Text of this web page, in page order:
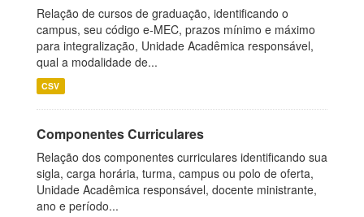
Relação de cursos de graduação, identificando o
campus, seu código e-MEC, prazos mínimo e máximo
para integralização, Unidade Acadêmica responsável,
qual a modalidade de...
CSV
Componentes Curriculares
Relação dos componentes curriculares identificando sua
sigla, carga horária, turma, campus ou polo de oferta,
Unidade Acadêmica responsável, docente ministrante,
ano e período...